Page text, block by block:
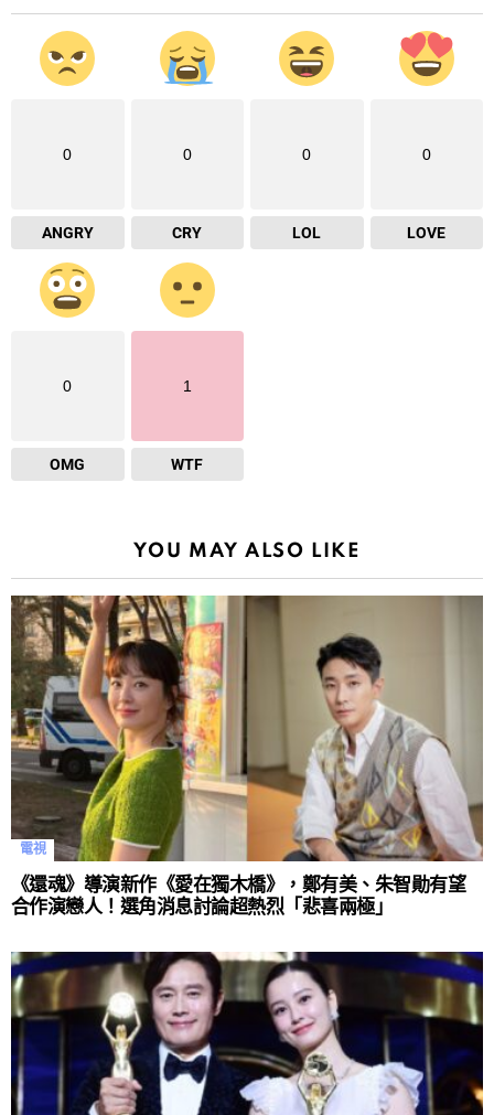
0
ANGRY
0
CRY
0
LOL
0
LOVE
0
OMG
1
WTF
YOU MAY ALSO LIKE
電視
《還魂》導演新作《愛在獨木橋》，鄭有美、朱智勛有望
合作演戀人！選角消息討論超熱烈「悲喜兩極」